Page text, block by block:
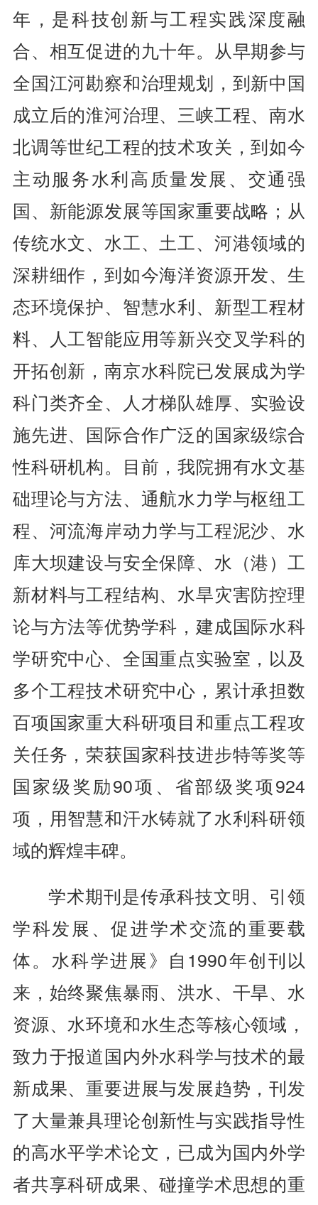
年，是科技创新与工程实践深度融
合、相互促进的九十年。从早期参与
全国江河勘察和治理规划，到新中国
成立后的淮河治理、三峡工程、南水
北调等世纪工程的技术攻关，到如今
主动服务水利高质量发展、交通强
国、新能源发展等国家重要战略；从
传统水文、水工、土工、河港领域的
深耕细作，到如今海洋资源开发、生
态环境保护、智慧水利、新型工程材
料、人工智能应用等新兴交叉学科的
开拓创新，南京水科院已发展成为学
科门类齐全、人才梯队雄厚、实验设
施先进、国际合作广泛的国家级综合
性科研机构。目前，我院拥有水文基
础理论与方法、通航水力学与枢纽工
程、河流海岸动力学与工程泥沙、水
库大坝建设与安全保障、水（港）工
新材料与工程结构、水旱灾害防控理
论与方法等优势学科，建成国际水科
学研究中心、全国重点实验室，以及
多个工程技术研究中心，累计承担数
百项国家重大科研项目和重点工程攻
关任务，荣获国家科技进步特等奖等
国家级奖励90项、省部级奖项924
项，用智慧和汗水铸就了水利科研领
域的辉煌丰碑。
学术期刊是传承科技文明、引领
学科发展、促进学术交流的重要载
体。水科学进展》自1990年创刊以
来，始终聚焦暴雨、洪水、干旱、水
资源、水环境和水生态等核心领域，
致力于报道国内外水科学与技术的最
新成果、重要进展与发展趋势，刊发
了大量兼具理论创新性与实践指导性
的高水平学术论文，已成为国内外学
者共享科研成果、碰撞学术思想的重